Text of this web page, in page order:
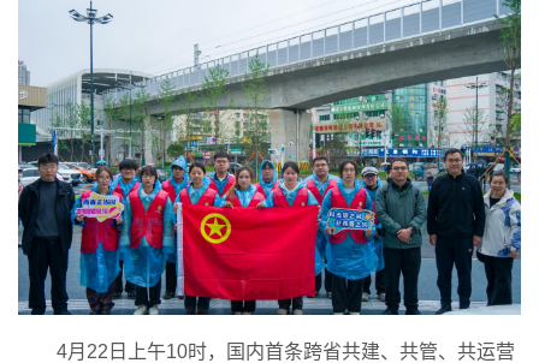
4月22日上午10时，国内首条跨省共建、共管、共运营